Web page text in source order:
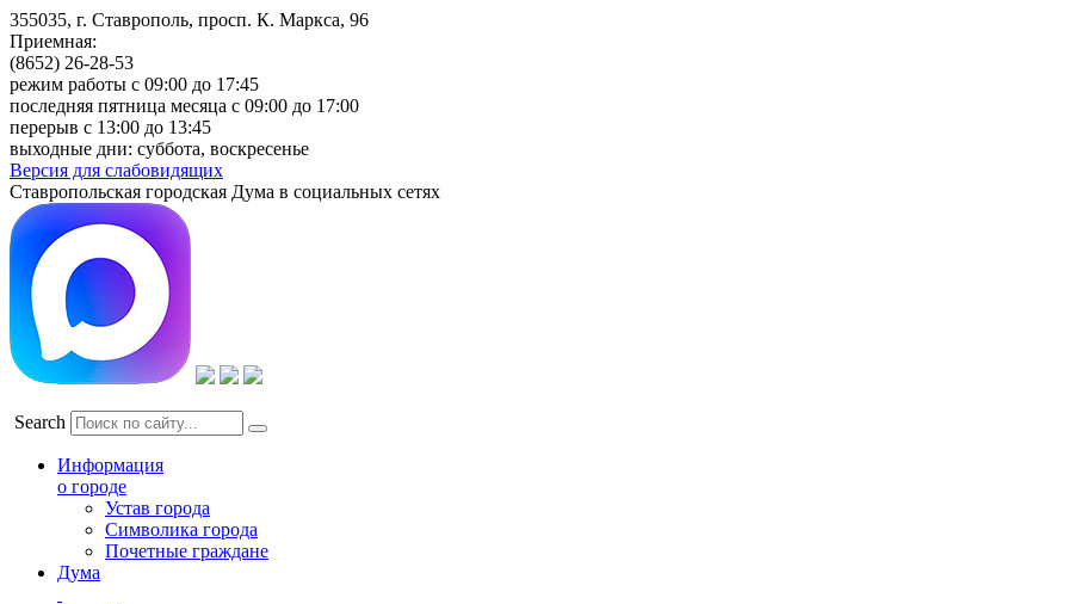
355035, г. Ставрополь, просп. К. Маркса, 96
Приемная:
(8652) 26-28-53
режим работы с 09:00 до 17:45
последняя пятница месяца с 09:00 до 17:00
перерыв с 13:00 до 13:45
выходные дни: суббота, воскресенье
Версия для слабовидящих
Ставропольская городская Дума в социальных сетях
Search
Информация
о городе
Устав города
Символика города
Почетные граждане
Дума